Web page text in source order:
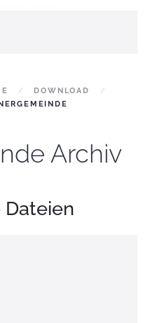
DOWNLOAD
Archiv